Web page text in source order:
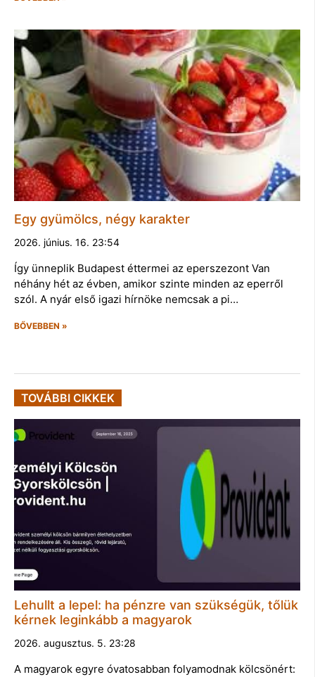
Egy gyümölcs, négy karakter
2026. június. 16. 23:54
Így ünneplik Budapest éttermei az eperszezont Van
néhány hét az évben, amikor szinte minden az eperről
szól. A nyár első igazi hírnöke nemcsak a pi…
BŐVEBBEN »
TOVÁBBI CIKKEK
Lehullt a lepel: ha pénzre van szükségük, tőlük
kérnek leginkább a magyarok
2026. augusztus. 5. 23:28
A magyarok egyre óvatosabban folyamodnak kölcsönért: